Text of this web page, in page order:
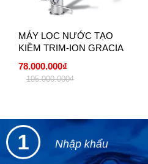
MÁY LỌC NƯỚC TẠO
KIỀM TRIM-ION GRACIA
78.000.000₫
105.000.000₫
1 Nhập khẩu